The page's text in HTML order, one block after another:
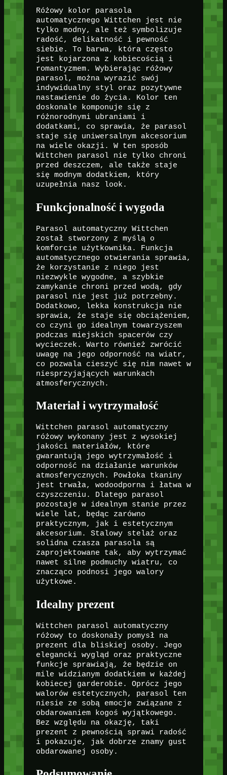
Różowy kolor parasola
automatycznego Wittchen jest nie
tylko modny, ale też symbolizuje
radość, delikatność i pewność
siebie. To barwa, która często
jest kojarzona z kobiecością i
romantyzmem. Wybierając różowy
parasol, można wyrazić swój
indywidualny styl oraz pozytywne
nastawienie do życia. Kolor ten
doskonale komponuje się z
różnorodnymi ubraniami i
dodatkami, co sprawia, że parasol
staje się uniwersalnym akcesorium
na wiele okazji. W ten sposób
Wittchen parasol nie tylko chroni
przed deszczem, ale także staje
się modnym dodatkiem, który
uzupełnia nasz look.
Funkcjonalność i wygoda
Parasol automatyczny Wittchen
został stworzony z myślą o
komforcie użytkownika. Funkcja
automatycznego otwierania sprawia,
że korzystanie z niego jest
niezwykle wygodne, a szybkie
zamykanie chroni przed wodą, gdy
parasol nie jest już potrzebny.
Dodatkowo, lekka konstrukcja nie
sprawia, że staje się obciążeniem,
co czyni go idealnym towarzyszem
podczas miejskich spacerów czy
wycieczek. Warto również zwrócić
uwagę na jego odporność na wiatr,
co pozwala cieszyć się nim nawet w
niesprzyjających warunkach
atmosferycznych.
Materiał i wytrzymałość
Wittchen parasol automatyczny
różowy wykonany jest z wysokiej
jakości materiałów, które
gwarantują jego wytrzymałość i
odporność na działanie warunków
atmosferycznych. Powłoka tkaniny
jest trwała, wodoodporna i łatwa w
czyszczeniu. Dlatego parasol
pozostaje w idealnym stanie przez
wiele lat, będąc zarówno
praktycznym, jak i estetycznym
akcesorium. Stalowy stelaż oraz
solidna czasza parasola są
zaprojektowane tak, aby wytrzymać
nawet silne podmuchy wiatru, co
znacząco podnosi jego walory
użytkowe.
Idealny prezent
Wittchen parasol automatyczny
różowy to doskonały pomysł na
prezent dla bliskiej osoby. Jego
elegancki wygląd oraz praktyczne
funkcje sprawiają, że będzie on
mile widzianym dodatkiem w każdej
kobiecej garderobie. Oprócz jego
walorów estetycznych, parasol ten
niesie ze sobą emocje związane z
obdarowaniem kogoś wyjątkowego.
Bez względu na okazję, taki
prezent z pewnością sprawi radość
i pokazuje, jak dobrze znamy gust
obdarowanej osoby.